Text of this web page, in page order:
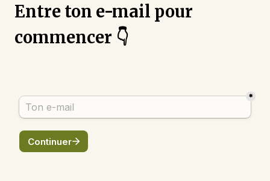
Entre ton e-mail pour
commencer 👇